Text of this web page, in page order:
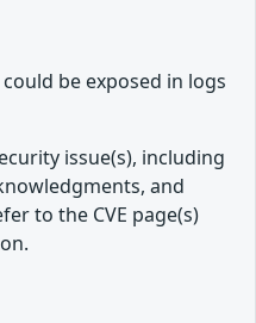
be exposed in logs
issue(s), including
and
to the CVE page(s)